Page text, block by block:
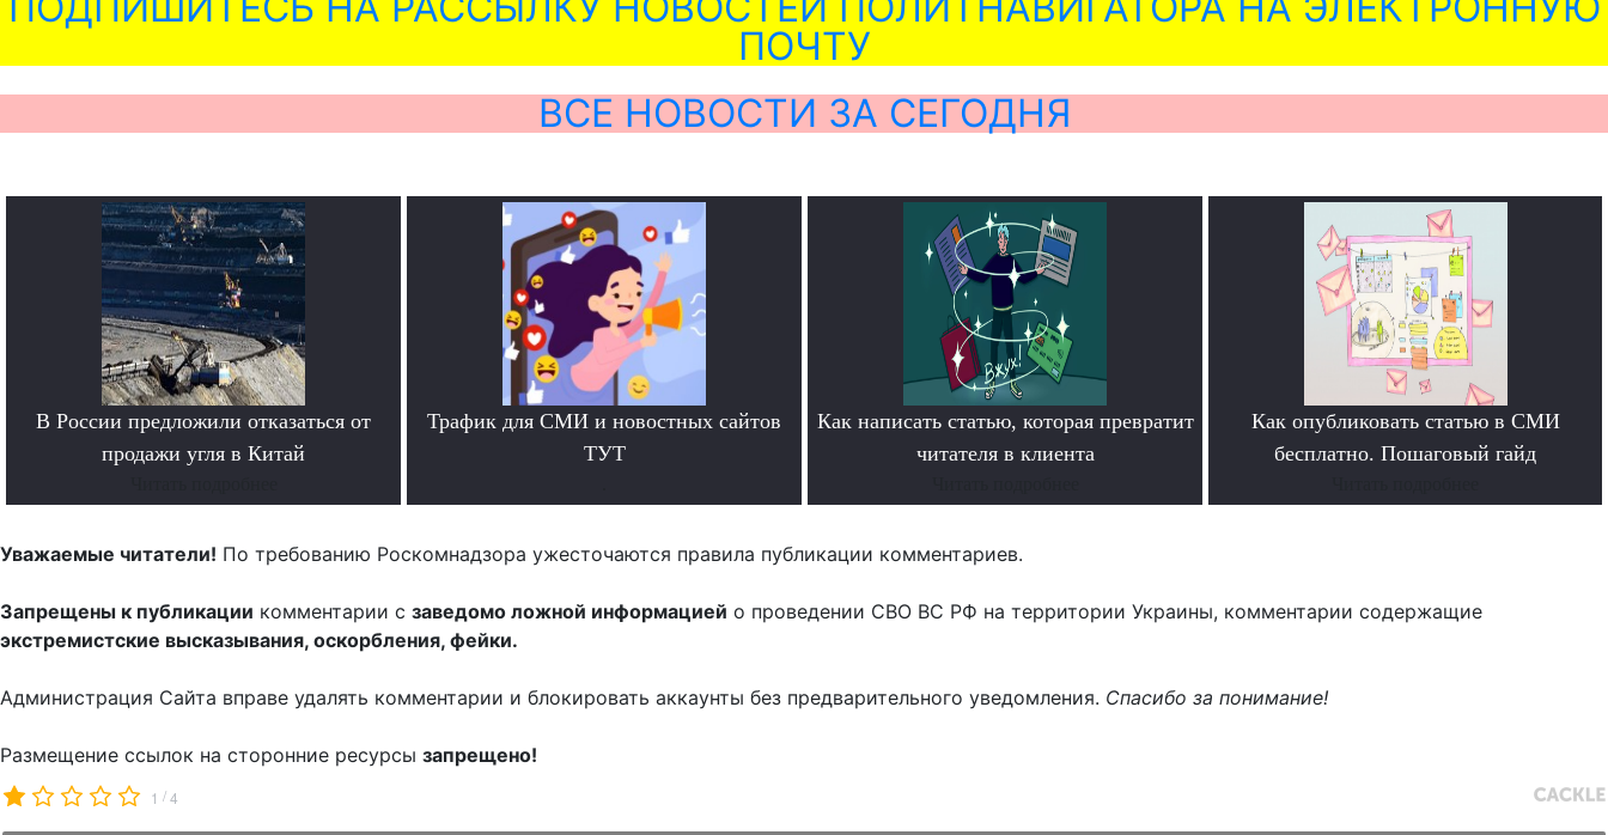
ПОЧТУ
ВСЕ НОВОСТИ ЗА СЕГОДНЯ
В России предложили отказаться от
продажи угля в Китай
Трафик для СМИ и новостных сайтов
ТУТ
Как написать статью, которая превратит
читателя в клиента
Как опубликовать статью в СМИ
бесплатно. Пошаговый гайд
Уважаемые читатели! По требованию Роскомнадзора ужесточаются правила публикации комментариев.
Запрещены к публикации комментарии с заведомо ложной информацией о проведении СВО ВС РФ на территории Украины, комментарии содержащие
экстремистские высказывания, оскорбления, фейки.
Администрация Сайта вправе удалять комментарии и блокировать аккаунты без предварительного уведомления. Спасибо за понимание!
Размещение ссылок на сторонние ресурсы запрещено!
1 /4